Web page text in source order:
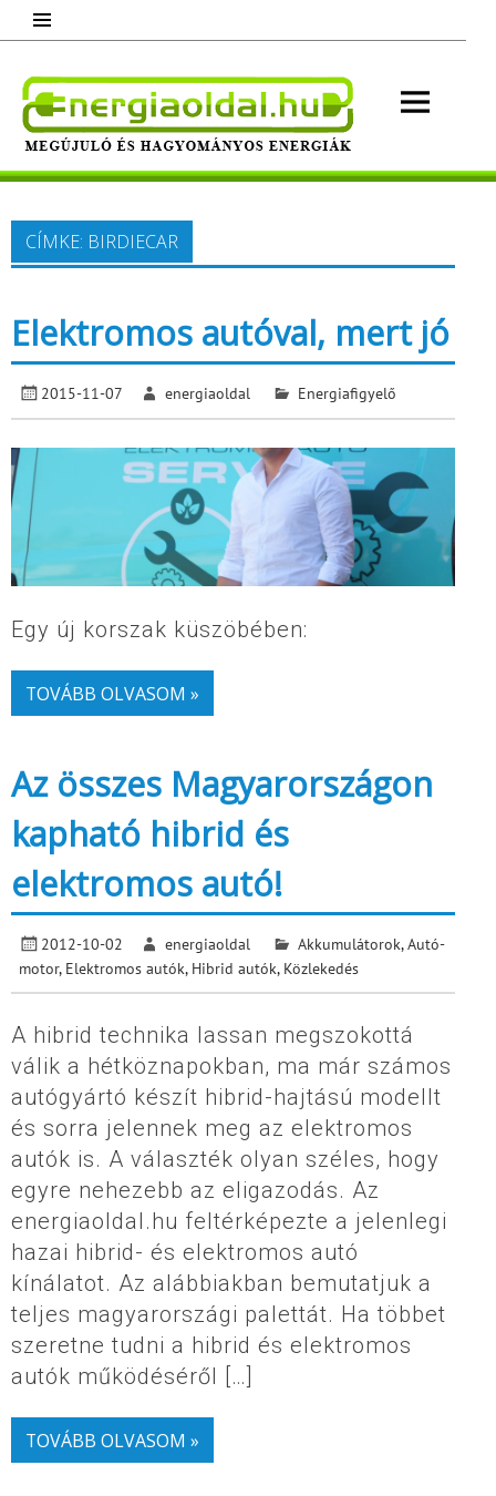
content
Megújuló és hagyományos energiák.
Minden, ami energia!
CÍMKE: BIRDIECAR
Elektromos autóval, mert jó
2015-11-07 energiaoldal Energiafigyelő
Egy új korszak küszöbében:
TOVÁBB OLVASOM »
Az összes Magyarországon
kapható hibrid és
elektromos autó!
2012-10-02 energiaoldal Akkumulátorok,Autó-
motor, Elektromos autók, Hibrid autók, Közlekedés
A hibrid technika lassan megszokottá
válik a hétköznapokban, ma már számos
autógyártó készít hibrid-hajtású modellt
és sorra jelennek meg az elektromos
autók is. A választék olyan széles, hogy
egyre nehezebb az eligazodás. Az
energiaoldal.hu feltérképezte a jelenlegi
hazai hibrid- és elektromos autó
kínálatot. Az alábbiakban bemutatjuk a
teljes magyarországi palettát. Ha többet
szeretne tudni a hibrid és elektromos
autók működéséről […]
TOVÁBB OLVASOM »